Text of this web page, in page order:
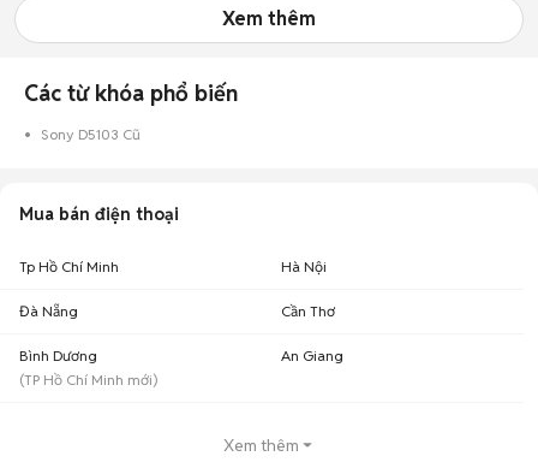
Xem thêm
Các từ khóa phổ biến
Sony D5103 Cũ
Mua bán điện thoại
Tp Hồ Chí Minh Hà Nội
Đà Nẵng Cần Thơ
Bình Dương
(TP Hồ Chí Minh mới)
An Giang
Xem thêm